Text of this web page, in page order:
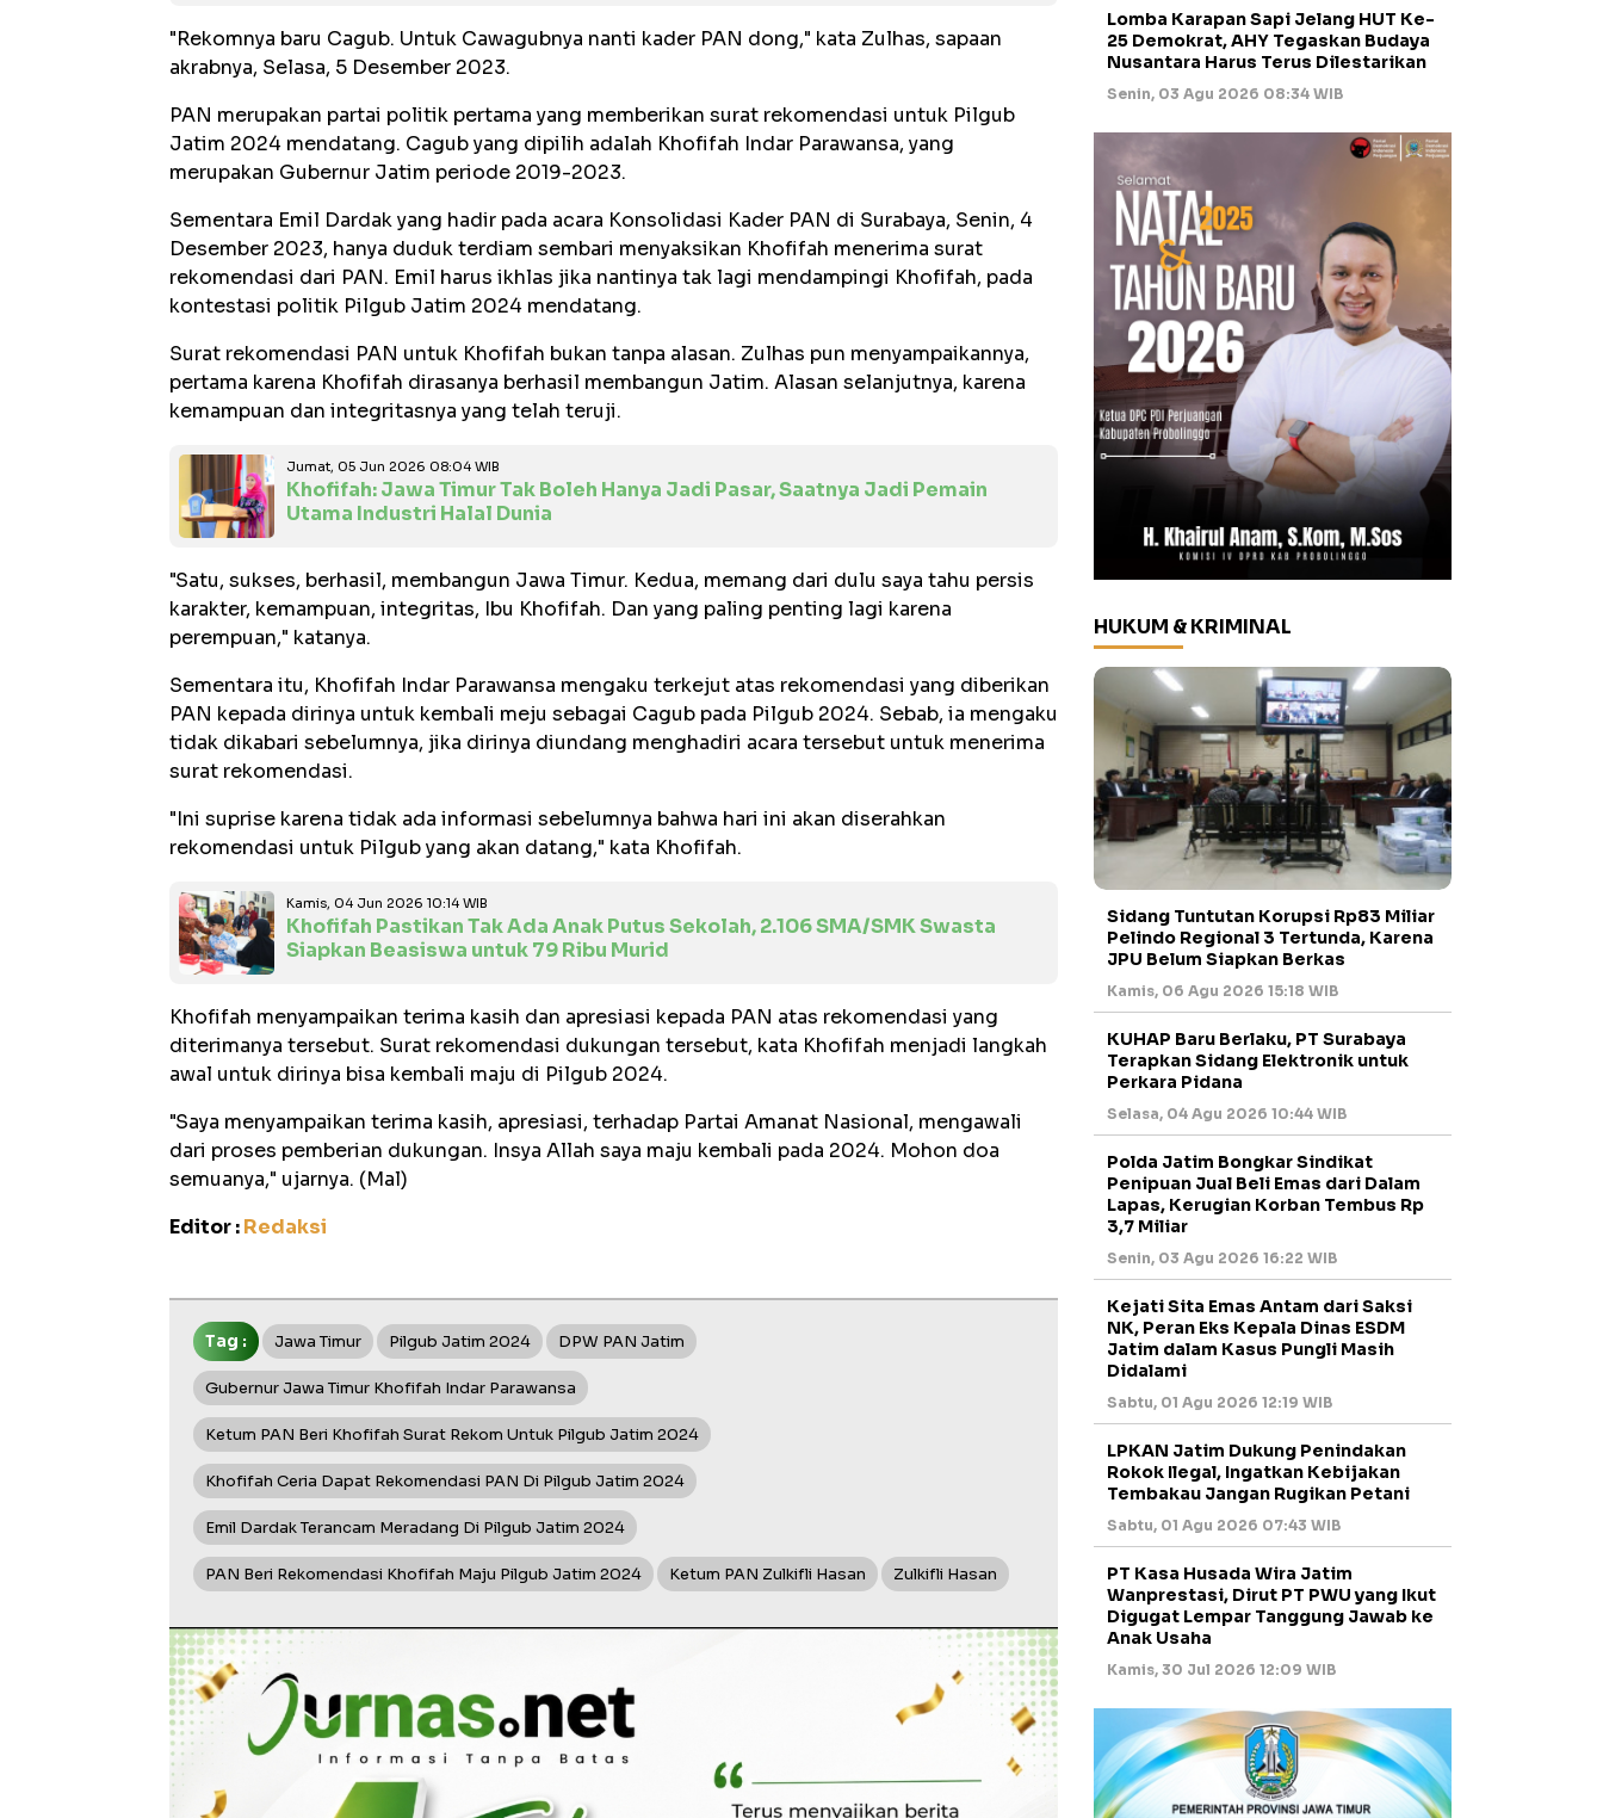
"Rekomnya baru Cagub. Untuk Cawagubnya nanti kader PAN dong," kata Zulhas, sapaan
akrabnya, Selasa, 5 Desember 2023.
PAN merupakan partai politik pertama yang memberikan surat rekomendasi untuk Pilgub
Jatim 2024 mendatang. Cagub yang dipilih adalah Khofifah Indar Parawansa, yang
merupakan Gubernur Jatim periode 2019-2023.
Sementara Emil Dardak yang hadir pada acara Konsolidasi Kader PAN di Surabaya, Senin, 4
Desember 2023, hanya duduk terdiam sembari menyaksikan Khofifah menerima surat
rekomendasi dari PAN. Emil harus ikhlas jika nantinya tak lagi mendampingi Khofifah, pada
kontestasi politik Pilgub Jatim 2024 mendatang.
Surat rekomendasi PAN untuk Khofifah bukan tanpa alasan. Zulhas pun menyampaikannya,
pertama karena Khofifah dirasanya berhasil membangun Jatim. Alasan selanjutnya, karena
kemampuan dan integritasnya yang telah teruji.
Jumat, 05 Jun 2026 08:04 WIB
Khofifah: Jawa Timur Tak Boleh Hanya Jadi Pasar, Saatnya Jadi Pemain
Utama Industri Halal Dunia
"Satu, sukses, berhasil, membangun Jawa Timur. Kedua, memang dari dulu saya tahu persis
karakter, kemampuan, integritas, Ibu Khofifah. Dan yang paling penting lagi karena
perempuan," katanya.
Sementara itu, Khofifah Indar Parawansa mengaku terkejut atas rekomendasi yang diberikan
PAN kepada dirinya untuk kembali meju sebagai Cagub pada Pilgub 2024. Sebab, ia mengaku
tidak dikabari sebelumnya, jika dirinya diundang menghadiri acara tersebut untuk menerima
surat rekomendasi.
"Ini suprise karena tidak ada informasi sebelumnya bahwa hari ini akan diserahkan
rekomendasi untuk Pilgub yang akan datang," kata Khofifah.
Kamis, 04 Jun 2026 10:14 WIB
Khofifah Pastikan Tak Ada Anak Putus Sekolah, 2.106 SMA/SMK Swasta
Siapkan Beasiswa untuk 79 Ribu Murid
Khofifah menyampaikan terima kasih dan apresiasi kepada PAN atas rekomendasi yang
diterimanya tersebut. Surat rekomendasi dukungan tersebut, kata Khofifah menjadi langkah
awal untuk dirinya bisa kembali maju di Pilgub 2024.
"Saya menyampaikan terima kasih, apresiasi, terhadap Partai Amanat Nasional, mengawali
dari proses pemberian dukungan. Insya Allah saya maju kembali pada 2024. Mohon doa
semuanya," ujarnya. (Mal)
Editor :Redaksi
Tag : Jawa Timur Pilgub Jatim 2024 DPW PAN Jatim
Gubernur Jawa Timur Khofifah Indar Parawansa
Ketum PAN Beri Khofifah Surat Rekom Untuk Pilgub Jatim 2024
Khofifah Ceria Dapat Rekomendasi PAN Di Pilgub Jatim 2024
Emil Dardak Terancam Meradang Di Pilgub Jatim 2024
PAN Beri Rekomendasi Khofifah Maju Pilgub Jatim 2024 Ketum PAN Zulkifli Hasan Zulkifli Hasan
Lomba Karapan Sapi Jelang HUT Ke-
25 Demokrat, AHY Tegaskan Budaya
Nusantara Harus Terus Dilestarikan
Senin, 03 Agu 2026 08:34 WIB
HUKUM & KRIMINAL
Sidang Tuntutan Korupsi Rp83 Miliar
Pelindo Regional 3 Tertunda, Karena
JPU Belum Siapkan Berkas
Kamis, 06 Agu 2026 15:18 WIB
KUHAP Baru Berlaku, PT Surabaya
Terapkan Sidang Elektronik untuk
Perkara Pidana
Selasa, 04 Agu 2026 10:44 WIB
Polda Jatim Bongkar Sindikat
Penipuan Jual Beli Emas dari Dalam
Lapas, Kerugian Korban Tembus Rp
3,7 Miliar
Senin, 03 Agu 2026 16:22 WIB
Kejati Sita Emas Antam dari Saksi
NK, Peran Eks Kepala Dinas ESDM
Jatim dalam Kasus Pungli Masih
Didalami
Sabtu, 01 Agu 2026 12:19 WIB
LPKAN Jatim Dukung Penindakan
Rokok Ilegal, Ingatkan Kebijakan
Tembakau Jangan Rugikan Petani
Sabtu, 01 Agu 2026 07:43 WIB
PT Kasa Husada Wira Jatim
Wanprestasi, Dirut PT PWU yang Ikut
Digugat Lempar Tanggung Jawab ke
Anak Usaha
Kamis, 30 Jul 2026 12:09 WIB